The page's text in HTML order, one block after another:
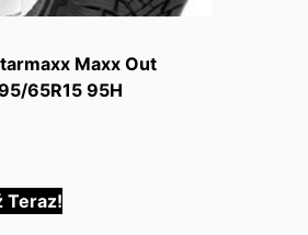
Maxx Out
65R15 95H
Teraz!